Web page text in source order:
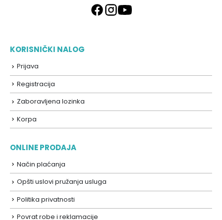
KORISNIČKI NALOG
Prijava
Registracija
Zaboravljena lozinka
Korpa
ONLINE PRODAJA
Način plaćanja
Opšti uslovi pružanja usluga
Politika privatnosti
Povrat robe i reklamacije